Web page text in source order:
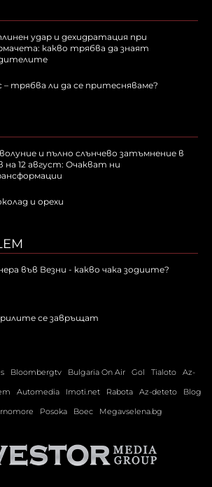
удар и дехидратация при
какво трябва да знаят
– трябва ли да се притесняваме?
и пълно слънчево затъмнение в
на 12 август: Очакват ни
и орехи
във Везни - какво чака зодиите?
се завръщат
Bloombergtv Bulgaria On Air Gol Tialoto
Az-
Automedia Imoti.net Rabota Az-deteto
Blog
Posoka Boec Megavselena.bg